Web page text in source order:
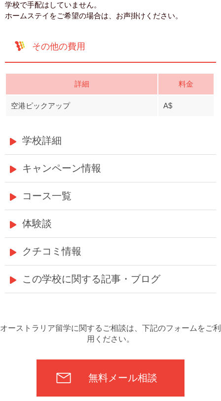
学校で手配はしていません。
ホームステイをご希望の場合は、お声掛けください。
その他の費用
詳細 料金
空港ピックアップ A$
学校詳細
キャンペーン情報
コース一覧
体験談
クチコミ情報
この学校に関する記事・ブログ
オーストラリア留学に関するご相談は、下記のフォームをご利
用ください。
無料メール相談